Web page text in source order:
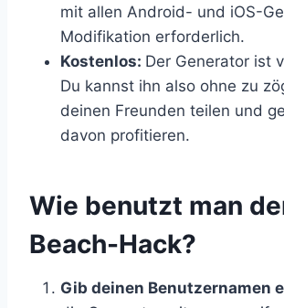
mit allen Android- und iOS-
Modifikation erforderlich.
Kostenlos: Der Generator ist
Du kannst ihn also ohne zu
deinen Freunden teilen und
davon profitieren.
​Wie benutzt man
Beach-Hack?
Gib deinen Benutzernamen